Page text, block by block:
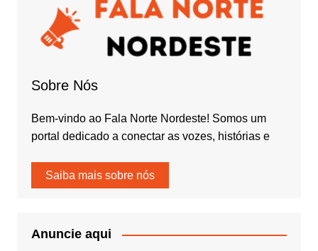
Sobre Nós
Bem-vindo ao Fala Norte Nordeste! Somos um
portal dedicado a conectar as vozes, histórias e
Saiba mais sobre nós
Anuncie aqui